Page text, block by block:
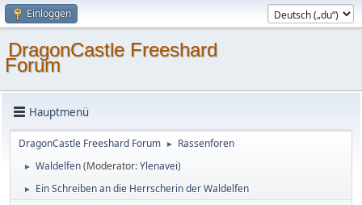
Einloggen
DragonCastle Freeshard
Forum
Hauptmenü
DragonCastle Freeshard Forum ► Rassenforen
► Waldelfen(Moderator:Ylenavei)
► Ein Schreiben an die Herrscherin der Waldelfen